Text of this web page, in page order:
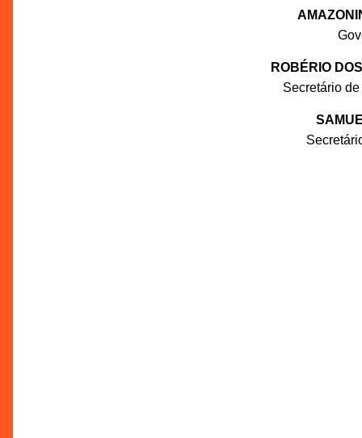
ROBÉRIO
Secretário